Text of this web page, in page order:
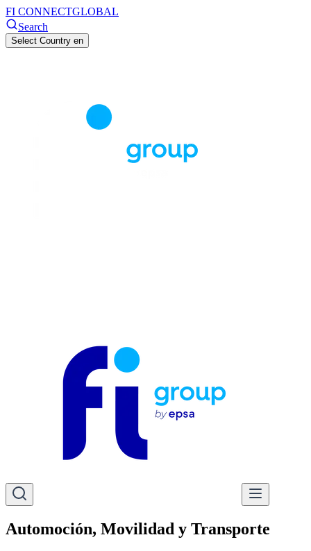
FI CONNECTGLOBAL
Search
Select Country en
Automoción, Movilidad y Transporte